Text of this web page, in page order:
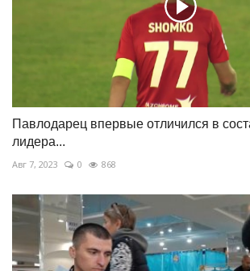
Павлодарец впервые отличился в
лидера...
Авг 7, 2023 0 868